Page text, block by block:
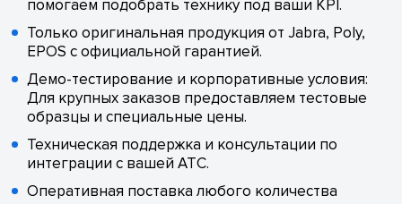
помогаем подобрать технику под ваши KPI.
Только оригинальная продукция от Jabra, Poly,
EPOS с официальной гарантией.
Демо-тестирование и корпоративные условия:
Для крупных заказов предоставляем тестовые
образцы и специальные цены.
Техническая поддержка и консультации по
интеграции с вашей АТС.
Оперативная поставка любого количества